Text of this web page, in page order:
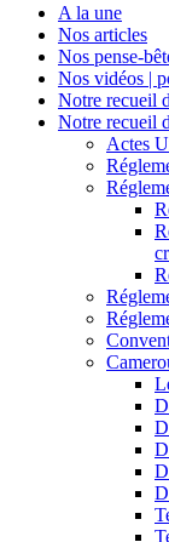
A la une
Nos articles
Nos pense-
Nos vidéos |
Notre recueil
Notre recueil
Actes